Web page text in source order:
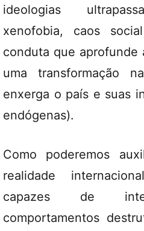
ideologias
xenofobia, caos
conduta que aprofunde
uma transformação
enxerga o país e suas
endógenas).
Como poderemos
realidade
capazes de
comportamentos